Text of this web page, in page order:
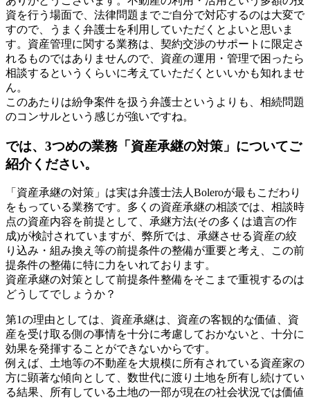
資を行う場面で、法律問題までご自分で対応するのは大変で
すので、うまく弁護士を利用していただくとよいと思いま
す。資産管理に関する業務は、契約交渉のサポートに限定さ
れるものではありませんので、資産の運用・管理で困ったら
相談するというくらいに考えていただくといいかも知れませ
ん。
このあたりは紛争案件を扱う弁護士というよりも、相続問題
のコンサルという感じが強いですね。
では、3つめの業務「資産承継の対策」についてご
紹介ください。
「資産承継の対策」は実は弁護士法人Boleroが最もこだわり
をもっている業務です。多くの資産承継の相談では、相談時
点の資産内容を前提として、承継方法(その多くは遺言の作
成)が検討されていますが、弊所では、承継させる資産の絞
り込み・組み換え等の前提条件の整備が重要と考え、この前
提条件の整備に特に力をいれております。
資産承継の対策として前提条件整備をそこまで重視するのは
どうしてでしょうか？
第1の理由としては、資産承継は、資産の客観的な価値、資
産を受け取る側の事情を十分に考慮しておかないと、十分に
効果を発揮することができないからです。
例えば、土地等の不動産を大規模に所有されている資産家の
方に顕著な傾向として、数世代に渡り土地を所有し続けてい
る結果、所有している土地の一部が現在の社会状況では価値